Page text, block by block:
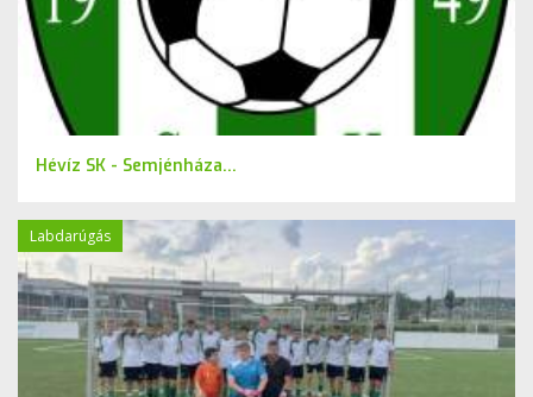
Hévíz SK - Semjénháza...
Labdarúgás